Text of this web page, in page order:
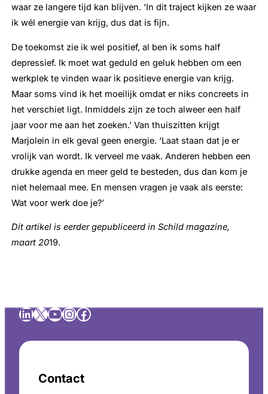
waar ze langere tijd kan blijven. ‘In dit traject kijken ze waar
ik wél energie van krijg, dus dat is fijn.
De toekomst zie ik wel positief, al ben ik soms half
depressief. Ik moet wat geduld en geluk hebben om een
werkplek te vinden waar ik positieve energie van krijg.
Maar soms vind ik het moeilijk omdat er niks concreets in
het verschiet ligt. Inmiddels zijn ze toch alweer een half
jaar voor me aan het zoeken.’ Van thuiszitten krijgt
Marjolein in elk geval geen energie. ‘Laat staan dat je er
vrolijk van wordt. Ik verveel me vaak. Anderen hebben een
drukke agenda en meer geld te besteden, dus dan kom je
niet helemaal mee. En mensen vragen je vaak als eerste:
Wat voor werk doe je?’
Dit artikel is eerder gepubliceerd in Schild magazine,
maart 2019.
LinkedIn
X YouTube
Instagram
Facebook
Contact